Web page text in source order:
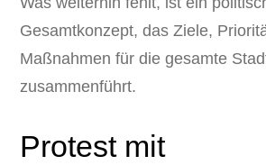
Gesamtkonzept, das Ziele,
Maßnahmen für die gesamte
zusammenführt.
Protest mit